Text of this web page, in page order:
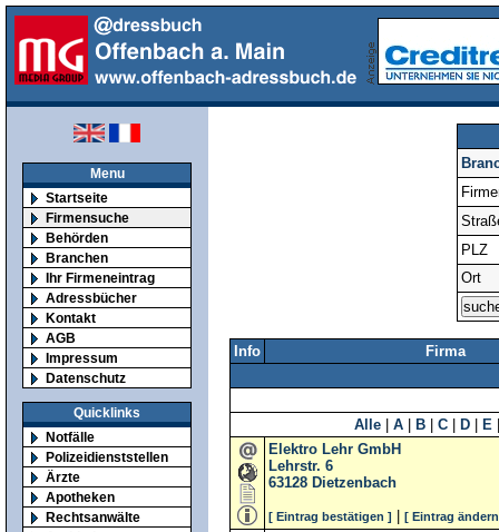
Menu
Startseite
Firmensuche
Behörden
Branchen
Ihr Firmeneintrag
Adressbücher
Kontakt
AGB
Impressum
Datenschutz
Quicklinks
Notfälle
Polizeidienststellen
Ärzte
Apotheken
Rechtsanwälte
PLZ
Ort
Info Firma
Alle A B C D E
Elektro Lehr GmbH
Lehrstr. 6
63128 Dietzenbach
[ Eintrag bestätigen ] [ Eintrag